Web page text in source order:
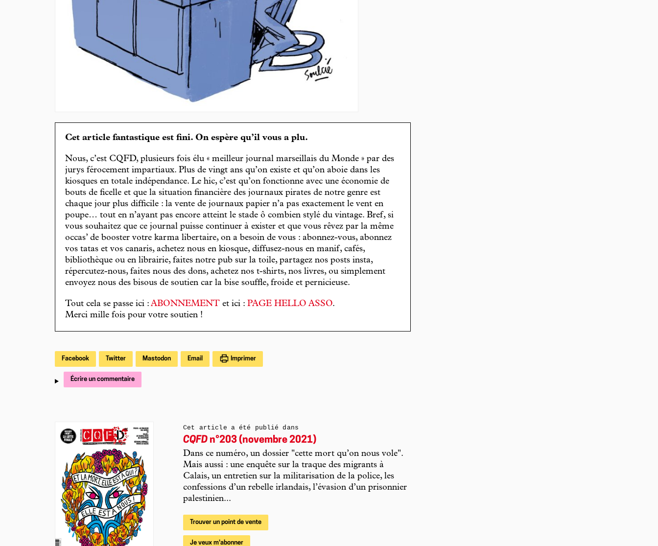
Cet article fantastique est fini. On espère qu’il vous a plu.
Nous, c’est CQFD, plusieurs fois élu « meilleur journal marseillais du Monde » par des
jurys férocement impartiaux. Plus de vingt ans qu’on existe et qu’on aboie dans les
kiosques en totale indépendance. Le hic, c’est qu’on fonctionne avec une économie de
bouts de ficelle et que la situation financière des journaux pirates de notre genre est
chaque jour plus difficile : la vente de journaux papier n’a pas exactement le vent en
poupe… tout en n’ayant pas encore atteint le stade ô combien stylé du vintage. Bref, si
vous souhaitez que ce journal puisse continuer à exister et que vous rêvez par la même
occas’ de booster votre karma libertaire, on a besoin de vous : abonnez-vous, abonnez
vos tatas et vos canaris, achetez nous en kiosque, diffusez-nous en manif, cafés,
bibliothèque ou en librairie, faites notre pub sur la toile, partagez nos posts insta,
répercutez-nous, faites nous des dons, achetez nos t-shirts, nos livres, ou simplement
envoyez nous des bisous de soutien car la bise souffle, froide et pernicieuse.
Tout cela se passe ici : ABONNEMENT et ici : PAGE HELLO ASSO.
Merci mille fois pour votre soutien !
Facebook Twitter Mastodon Email Imprimer
Écrire un commentaire
Cet article a été publié dans
CQFD n°203 (novembre 2021)
Dans ce numéro, un dossier "cette mort qu’on nous vole".
Mais aussi : une enquête sur la traque des migrants à
Calais, un entretien sur la militarisation de la police, les
confessions d’un rebelle irlandais, l’évasion d’un prisonnier
palestinien...
Trouver un point de vente
Je veux m'abonner